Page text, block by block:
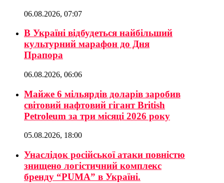
06.08.2026, 07:07
В Україні відбудеться найбільший
культурний марафон до Дня
Прапора
06.08.2026, 06:06
Майже 6 мільярдів доларів заробив
світовий нафтовий гігант British
Petroleum за три місяці 2026 року
05.08.2026, 18:00
Унаслідок російської атаки повністю
знищено логістичний комплекс
бренду “PUMA” в Україні.